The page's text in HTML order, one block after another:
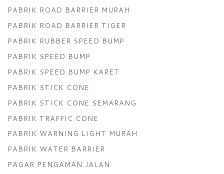
PABRIK ROAD BARRIER MURAH
PABRIK ROAD BARRIER TIGER
PABRIK RUBBER SPEED BUMP
PABRIK SPEED BUMP
PABRIK SPEED BUMP KARET
PABRIK STICK CONE
PABRIK STICK CONE SEMARANG
PABRIK TRAFFIC CONE
PABRIK WARNING LIGHT MURAH
PABRIK WATER BARRIER
PAGAR PENGAMAN JALAN